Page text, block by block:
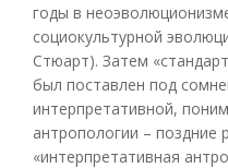
годы в
социокультурной
Стюарт). Затем
был поставлен под
интерпретативной,
антропологии – поздние
«интерпретативная